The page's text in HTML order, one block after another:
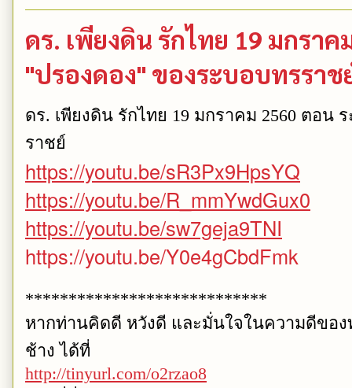
ดร. เพียงดิน รักไทย 19 มกรา
"ปรองดอง" ของระบอบทรราช
ดร. เพียงดิน รักไทย 19 มกราคม 2560 ตอน
ราชย์
https://youtu.be/sR3Px9HpsYQ
https://youtu.be/R_mmYwdGux0
https://youtu.be/sw7geja9TNI
https://youtu.be/Y0e4gCbdFmk
****************************
หากท่านคิดดี หวังดี และมั่นใจในความดีขอ
ช้าง ได้ที่
http://tinyurl.com/o2rzao8